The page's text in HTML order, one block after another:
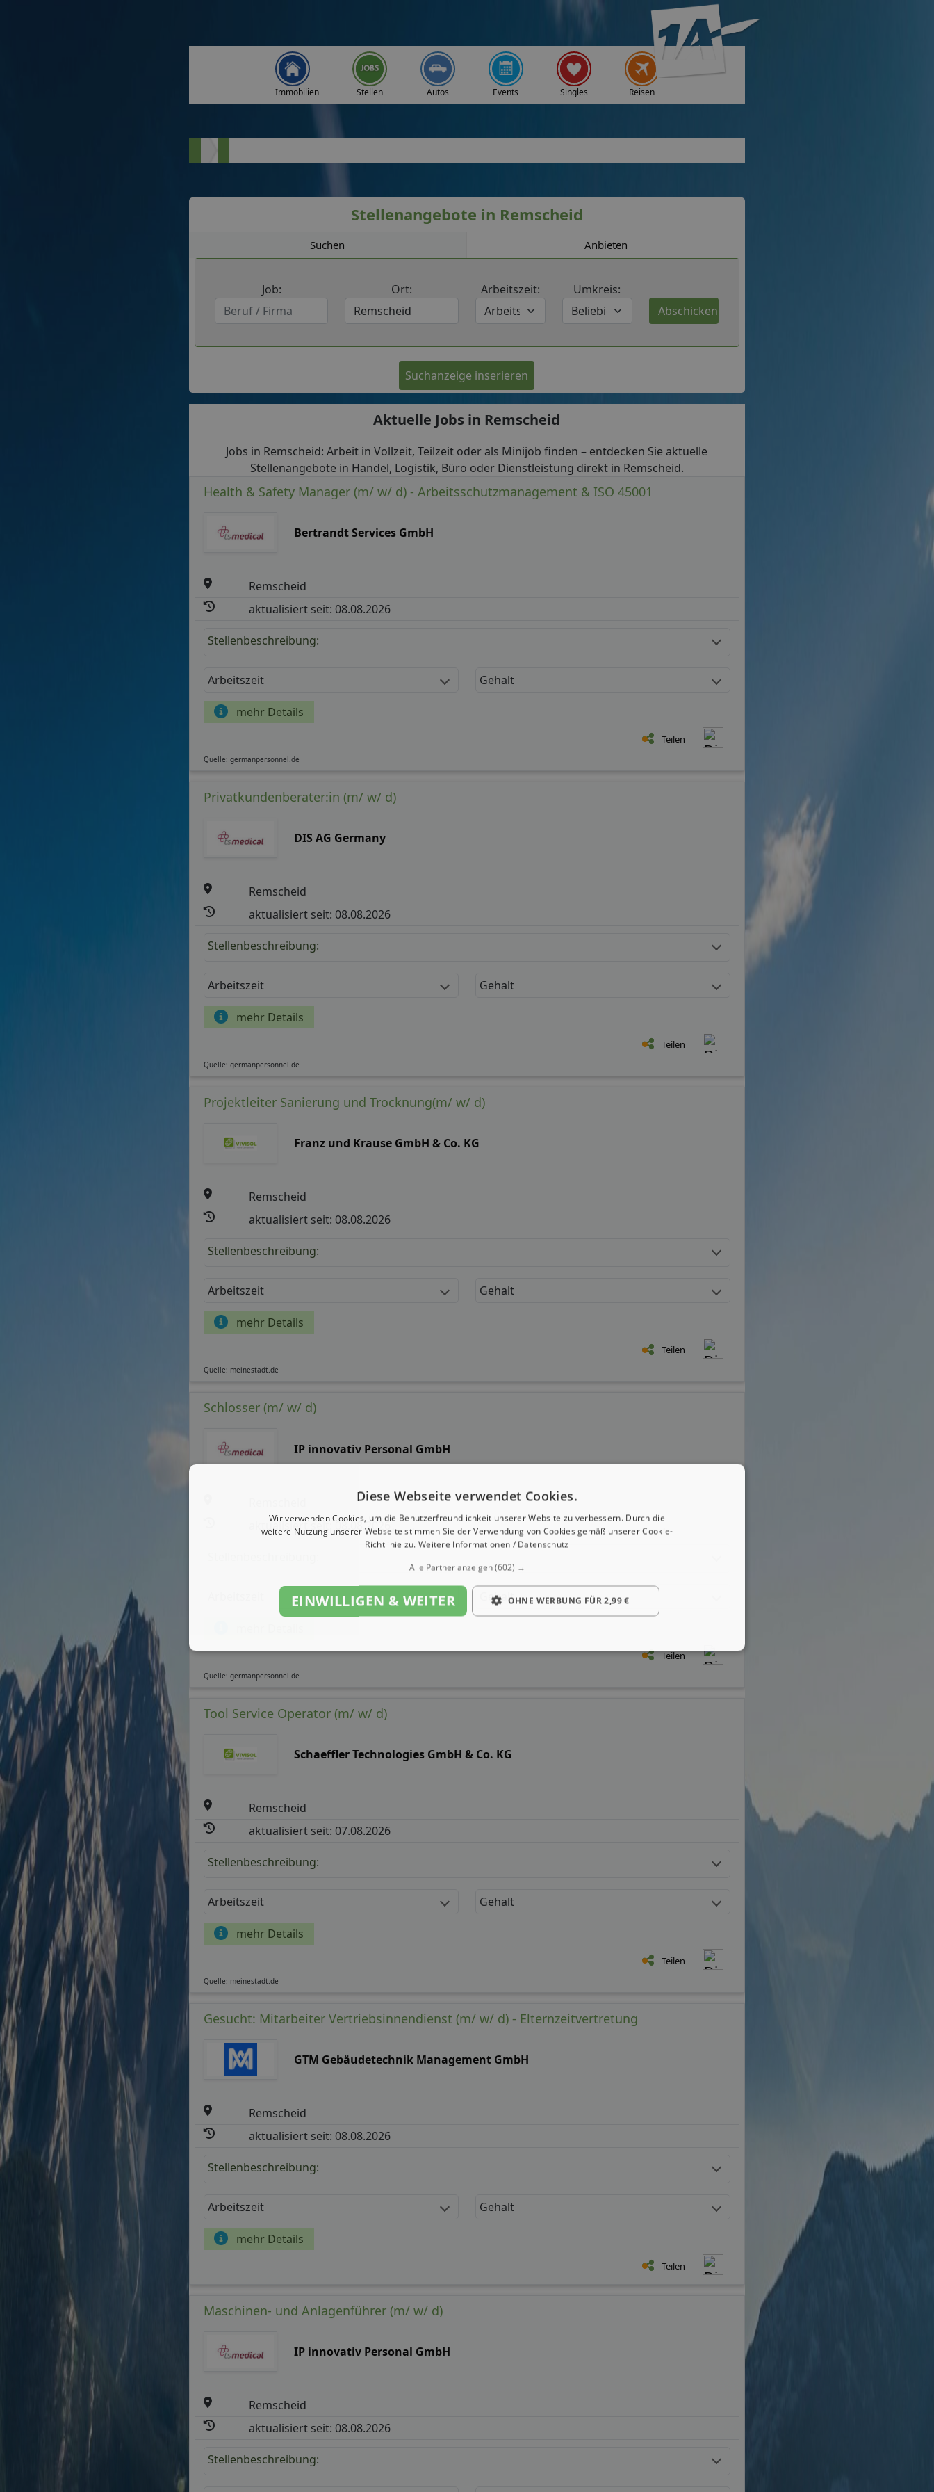
Immobilien Stellen Autos Events Singles Reisen
Stellenangebote in Remscheid
Suchen Anbieten
Job: Ort: Arbeitszeit: Umkreis:
Suchanzeige inserieren
Aktuelle Jobs in Remscheid
Jobs in Remscheid: Arbeit in Vollzeit, Teilzeit oder als Minijob finden – entdecken Sie aktuelle
Stellenangebote in Handel, Logistik, Büro oder Dienstleistung direkt in Remscheid.
Health & Safety Manager (m/ w/ d) - Arbeitsschutzmanagement & ISO 45001
Bertrandt Services GmbH
Remscheid
aktualisiert seit: 08.08.2026
Stellenbeschreibung:
Arbeitszeit Gehalt
mehr Details
Teilen
Quelle: germanpersonnel.de
Privatkundenberater:in (m/ w/ d)
DIS AG Germany
Remscheid
aktualisiert seit: 08.08.2026
Stellenbeschreibung:
Arbeitszeit Gehalt
mehr Details
Teilen
Quelle: germanpersonnel.de
Projektleiter Sanierung und Trocknung(m/ w/ d)
Franz und Krause GmbH & Co. KG
Remscheid
aktualisiert seit: 08.08.2026
Stellenbeschreibung:
Arbeitszeit Gehalt
mehr Details
Teilen
Quelle: meinestadt.de
Schlosser (m/ w/ d)
IP innovativ Personal GmbH
aktualisiert seit: 08.08.2026
Gehalt
Teilen
Quelle: germanpersonnel.de
Tool Service Operator (m/ w/ d)
Schaeffler Technologies GmbH & Co. KG
Remscheid
aktualisiert seit: 07.08.2026
Stellenbeschreibung:
Arbeitszeit Gehalt
mehr Details
Teilen
Quelle: meinestadt.de
Gesucht: Mitarbeiter Vertriebsinnendienst (m/ w/ d) - Elternzeitvertretung
GTM Gebäudetechnik Management GmbH
Remscheid
aktualisiert seit: 08.08.2026
Stellenbeschreibung:
Arbeitszeit Gehalt
mehr Details
Teilen
Maschinen- und Anlagenführer (m/ w/ d)
IP innovativ Personal GmbH
Remscheid
aktualisiert seit: 08.08.2026
Stellenbeschreibung:
Diese Webseite verwendet Cookies.
Wir verwenden Cookies, um die Benutzerfreundlichkeit unserer Website zu verbessern. Durch die
weitere Nutzung unserer Webseite stimmen Sie der Verwendung von Cookies gemäß unserer Cookie-
Richtlinie zu. Weitere Informationen / Datenschutz
Alle Partner anzeigen(602) →
EINWILLIGEN & WEITER OHNE WERBUNG FÜR 2,99 €